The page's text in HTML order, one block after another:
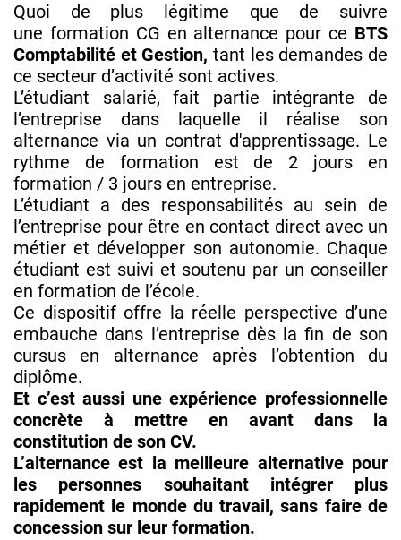
Quoi de plus légitime que de suivre
une formation CG en alternance pour ce BTS
Comptabilité et Gestion, tant les demandes de
ce secteur d’activité sont actives.
L’étudiant salarié, fait partie intégrante de
l’entreprise dans laquelle il réalise son
alternance via un contrat d'apprentissage. Le
rythme de formation est de 2 jours en
formation / 3 jours en entreprise.
L’étudiant a des responsabilités au sein de
l’entreprise pour être en contact direct avec un
métier et développer son autonomie. Chaque
étudiant est suivi et soutenu par un conseiller
en formation de l’école.
Ce dispositif offre la réelle perspective d’une
embauche dans l’entreprise dès la fin de son
cursus en alternance après l’obtention du
diplôme.
Et c’est aussi une expérience professionnelle
concrète à mettre en avant dans la
constitution de son CV.
L’alternance est la meilleure alternative pour
les personnes souhaitant intégrer plus
rapidement le monde du travail, sans faire de
concession sur leur formation.